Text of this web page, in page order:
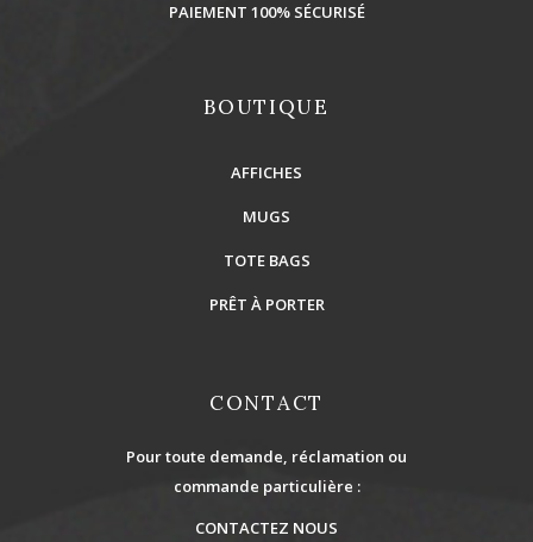
PAIEMENT 100% SÉCURISÉ
BOUTIQUE
AFFICHES
MUGS
TOTE BAGS
PRÊT À PORTER
CONTACT
Pour toute demande, réclamation ou
commande particulière :
CONTACTEZ NOUS